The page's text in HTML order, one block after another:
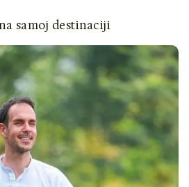
samoj destinaciji